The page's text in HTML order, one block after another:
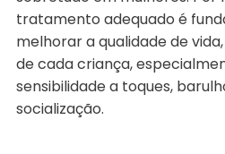
tratamento adequado é
melhorar a qualidade de
de cada criança,
sensibilidade a toques,
socialização.